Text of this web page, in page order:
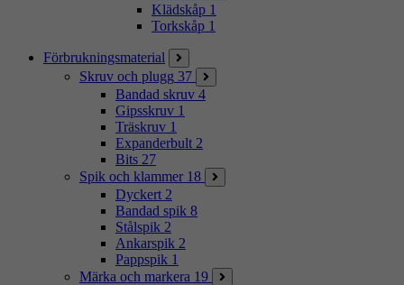
Klädskåp 1
Torkskåp 1
Förbrukningsmaterial
Skruv och plugg 37
Bandad skruv 4
Gipsskruv 1
Träskruv 1
Expanderbult 2
Bits 27
Spik och klammer 18
Dyckert 2
Bandad spik 8
Stålspik 2
Ankarspik 2
Pappspik 1
Märka och markera 19